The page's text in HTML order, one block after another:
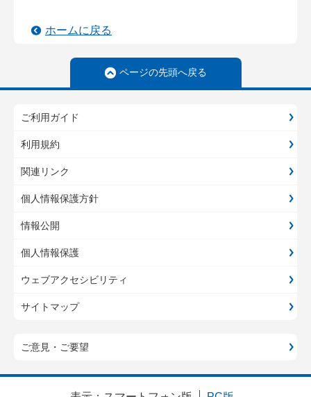
ホームに戻る
ページの先頭へ戻る
ご利用ガイド
利用規約
関連リンク
個人情報保護方針
情報公開
個人情報保護
ウェブアクセシビリティ
サイトマップ
ご意見・ご要望